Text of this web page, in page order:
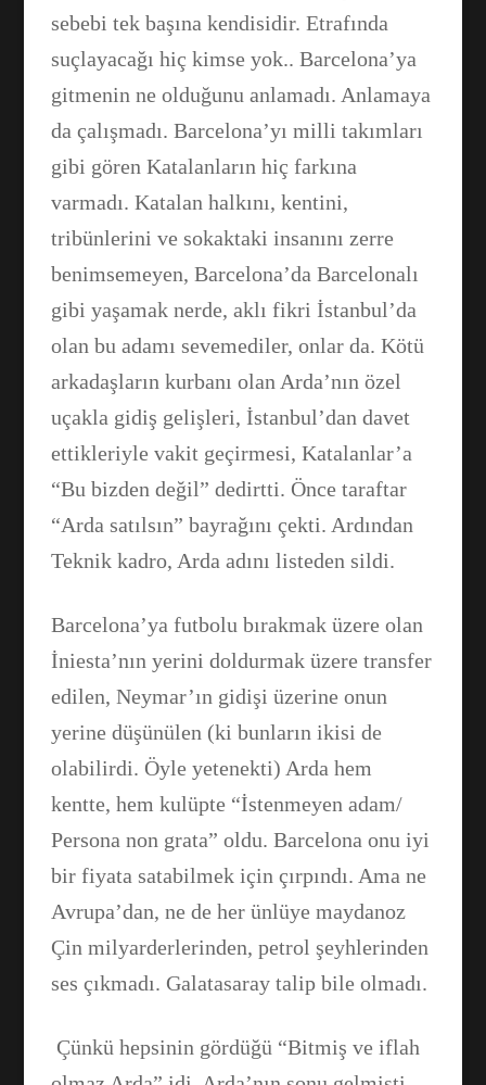
sebebi tek başına kendisidir. Etrafında
suçlayacağı hiç kimse yok.. Barcelona’ya
gitmenin ne olduğunu anlamadı. Anlamaya
da çalışmadı. Barcelona’yı milli takımları
gibi gören Katalanların hiç farkına
varmadı. Katalan halkını, kentini,
tribünlerini ve sokaktaki insanını zerre
benimsemeyen, Barcelona’da Barcelonalı
gibi yaşamak nerde, aklı fikri İstanbul’da
olan bu adamı sevemediler, onlar da. Kötü
arkadaşların kurbanı olan Arda’nın özel
uçakla gidiş gelişleri, İstanbul’dan davet
ettikleriyle vakit geçirmesi, Katalanlar’a
“Bu bizden değil” dedirtti. Önce taraftar
“Arda satılsın” bayrağını çekti. Ardından
Teknik kadro, Arda adını listeden sildi.
Barcelona’ya futbolu bırakmak üzere olan
İniesta’nın yerini doldurmak üzere transfer
edilen, Neymar’ın gidişi üzerine onun
yerine düşünülen (ki bunların ikisi de
olabilirdi. Öyle yetenekti) Arda hem
kentte, hem kulüpte “İstenmeyen adam/
Persona non grata” oldu. Barcelona onu iyi
bir fiyata satabilmek için çırpındı. Ama ne
Avrupa’dan, ne de her ünlüye maydanoz
Çin milyarderlerinden, petrol şeyhlerinden
ses çıkmadı. Galatasaray talip bile olmadı.
Çünkü hepsinin gördüğü “Bitmiş ve iflah